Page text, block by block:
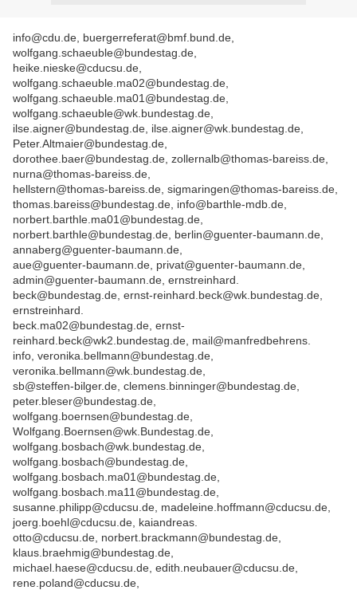
info@cdu.de, buergerreferat@bmf.bund.de,
wolfgang.schaeuble@bundestag.de,
heike.nieske@cducsu.de,
wolfgang.schaeuble.ma02@bundestag.de,
wolfgang.schaeuble.ma01@bundestag.de,
wolfgang.schaeuble@wk.bundestag.de,
ilse.aigner@bundestag.de, ilse.aigner@wk.bundestag.de,
Peter.Altmaier@bundestag.de,
dorothee.baer@bundestag.de, zollernalb@thomas-bareiss.de,
nurna@thomas-bareiss.de,
hellstern@thomas-bareiss.de, sigmaringen@thomas-bareiss.de,
thomas.bareiss@bundestag.de, info@barthle-mdb.de,
norbert.barthle.ma01@bundestag.de,
norbert.barthle@bundestag.de, berlin@guenter-baumann.de,
annaberg@guenter-baumann.de,
aue@guenter-baumann.de, privat@guenter-baumann.de,
admin@guenter-baumann.de, ernstreinhard.
beck@bundestag.de, ernst-reinhard.beck@wk.bundestag.de,
ernstreinhard.
beck.ma02@bundestag.de, ernst-
reinhard.beck@wk2.bundestag.de, mail@manfredbehrens.
info, veronika.bellmann@bundestag.de,
veronika.bellmann@wk.bundestag.de,
sb@steffen-bilger.de, clemens.binninger@bundestag.de,
peter.bleser@bundestag.de,
wolfgang.boernsen@bundestag.de,
Wolfgang.Boernsen@wk.Bundestag.de,
wolfgang.bosbach@wk.bundestag.de,
wolfgang.bosbach@bundestag.de,
wolfgang.bosbach.ma01@bundestag.de,
wolfgang.bosbach.ma11@bundestag.de,
susanne.philipp@cducsu.de, madeleine.hoffmann@cducsu.de,
joerg.boehl@cducsu.de, kaiandreas.
otto@cducsu.de, norbert.brackmann@bundestag.de,
klaus.braehmig@bundestag.de,
michael.haese@cducsu.de, edith.neubauer@cducsu.de,
rene.poland@cducsu.de,